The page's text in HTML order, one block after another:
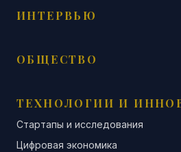
ИНТЕРВЬЮ
ОБЩЕСТВО
ТЕХНОЛОГИИ И
Стартапы и исследования
Цифровая экономика